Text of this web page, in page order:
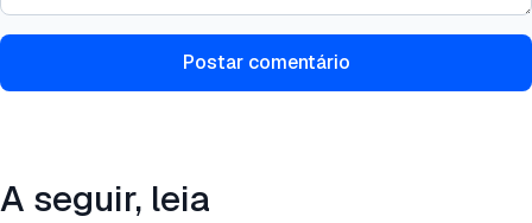
Postar comentário
A seguir, leia